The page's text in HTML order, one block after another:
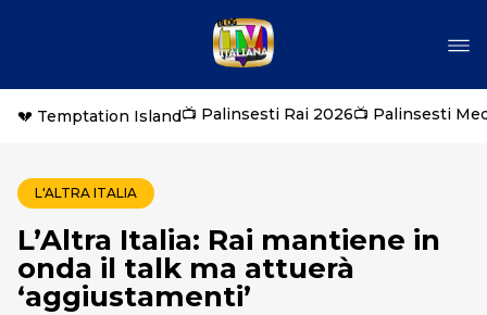
💔 Temptation Island📺 Palinsesti Rai 2026📺 Palinsesti
L'ALTRA ITALIA
L’Altra Italia: Rai mantiene in
onda il talk ma attuerà
‘aggiustamenti’